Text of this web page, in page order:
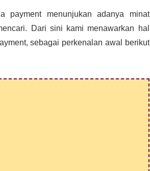
payment menunjukan adanya minat
Dari sini kami menawarkan hal
sebagai perkenalan awal berikut